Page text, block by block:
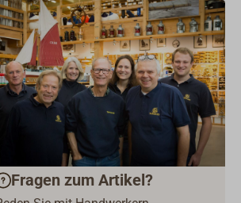
unterbricht. Die Öfen
angenehme, trockene Wärme ab!
- insbesondere beim Anzünden
Zugverhältnissen - kann der
zugeschaltet werden.
sind alle Öfen mit einem
("Superheater") ausgerüstet.
Fragen zum Artikel?